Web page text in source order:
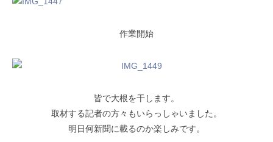
作業開始
皆で大根を干します。
取材する記者の方々もいらっしゃいました。
明日何新聞に載るのか楽しみです。